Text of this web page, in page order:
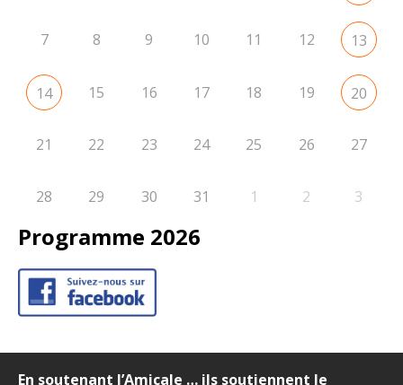
7 8 9 10 11 12 13
14 15 16 17 18 19 20
21 22 23 24 25 26 27
28 29 30 31 1 2 3
Programme 2026
En soutenant l’Amicale … ils soutiennent le